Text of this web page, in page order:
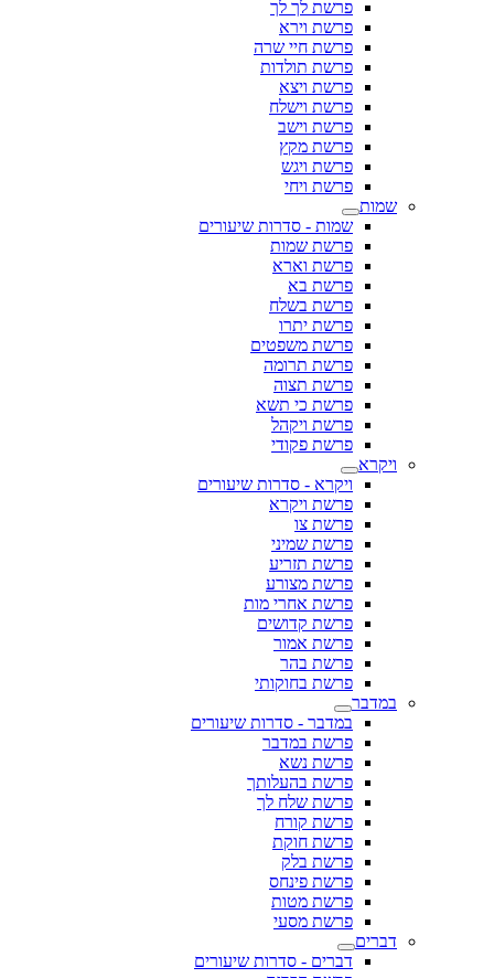
פרשת לך לך
פרשת וירא
פרשת חיי שרה
פרשת תולדות
פרשת ויצא
פרשת וישלח
פרשת וישב
פרשת מקץ
פרשת ויגש
פרשת ויחי
שמות
שמות - סדרות שיעורים
פרשת שמות
פרשת וארא
פרשת בא
פרשת בשלח
פרשת יתרו
פרשת משפטים
פרשת תרומה
פרשת תצוה
פרשת כי תשא
פרשת ויקהל
פרשת פקודי
ויקרא
ויקרא - סדרות שיעורים
פרשת ויקרא
פרשת צו
פרשת שמיני
פרשת תזריע
פרשת מצורע
פרשת אחרי מות
פרשת קדושים
פרשת אמור
פרשת בהר
פרשת בחוקותי
במדבר
במדבר - סדרות שיעורים
פרשת במדבר
פרשת נשא
פרשת בהעלותך
פרשת שלח לך
פרשת קורח
פרשת חוקת
פרשת בלק
פרשת פינחס
פרשת מטות
פרשת מסעי
דברים
דברים - סדרות שיעורים